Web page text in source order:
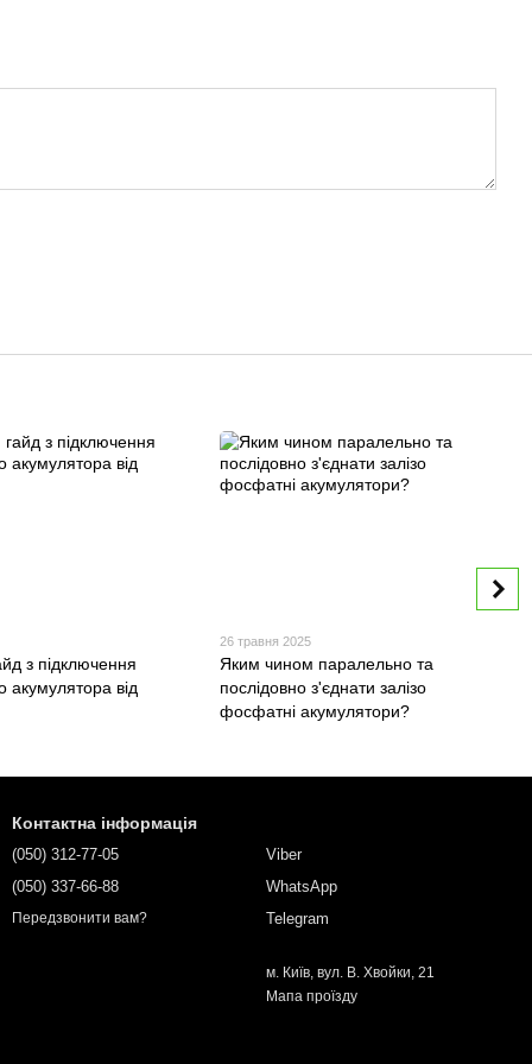
з підключення
акумулятора від
26 травня 2025
Яким чином паралельно та
послідовно з'єднати залізо
фосфатні акумулятори?
Контактна інформація
(050) 312-77-05
(050) 337-66-88
Передзвонити вам?
Viber
WhatsApp
Telegram
м. Київ, вул. В. Хвойки, 21
Мапа проїзду